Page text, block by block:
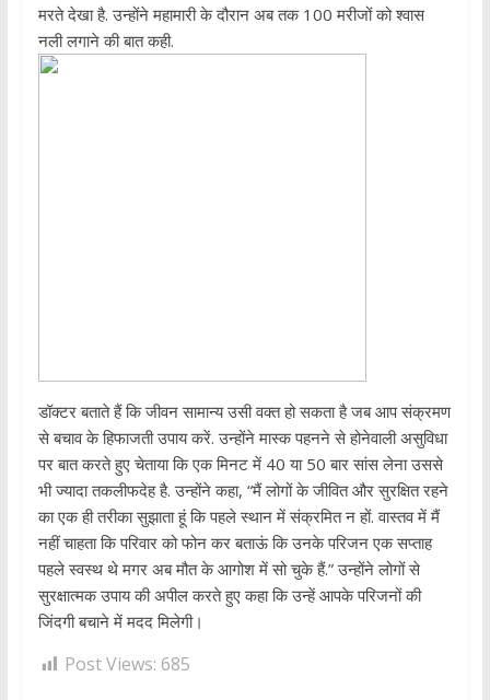
मरते देखा है. उन्होंने महामारी के दौरान अब तक 100 मरीजों को श्वास
नली लगाने की बात कही.
डॉक्टर बताते हैं कि जीवन सामान्य उसी वक्त हो सकता है जब आप संक्रमण
से बचाव के हिफाजती उपाय करें. उन्होंने मास्क पहनने से होनेवाली असुविधा
पर बात करते हुए चेताया कि एक मिनट में 40 या 50 बार सांस लेना उससे
भी ज्यादा तकलीफदेह है. उन्होंने कहा, “मैं लोगों के जीवित और सुरक्षित रहने
का एक ही तरीका सुझाता हूं कि पहले स्थान में संक्रमित न हों. वास्तव में मैं
नहीं चाहता कि परिवार को फोन कर बताऊं कि उनके परिजन एक सप्ताह
पहले स्वस्थ थे मगर अब मौत के आगोश में सो चुके हैं.” उन्होंने लोगों से
सुरक्षात्मक उपाय की अपील करते हुए कहा कि उन्हें आपके परिजनों की
जिंदगी बचाने में मदद मिलेगी।
Post Views: 685